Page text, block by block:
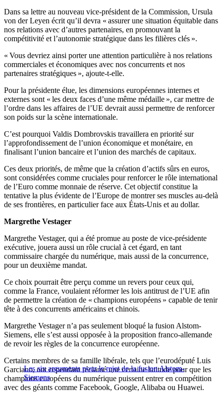
Dans sa lettre au nouveau vice-président de la Commission, Ursula
von der Leyen écrit qu’il devra « assurer une situation équitable dans
nos relations avec d’autres partenaires, en promouvant la
compétitivité et l’autonomie stratégique dans les filières clés ».
« Vous devriez ainsi porter une attention particulière à nos relations
commerciales et économiques avec nos concurrents et nos
partenaires stratégiques », ajoute-t-elle.
Pour la présidente élue, les dimensions européennes internes et
externes sont « les deux faces d’une même médaille », car mettre de
l’ordre dans les affaires de l’UE devrait aussi permettre de renforcer
son poids sur la scène internationale.
C’est pourquoi Valdis Dombrovskis travaillera en priorité sur
l’approfondissement de l’union économique et monétaire, en
finalisant l’union bancaire et l’union des marchés de capitaux.
Ces deux priorités, de même que la création d’actifs sûrs en euros,
sont considérées comme cruciales pour renforcer le rôle international
de l’Euro comme monnaie de réserve. Cet objectif constitue la
tentative la plus évidente de l’Europe de montrer ses muscles au-delà
de ses frontières, en particulier face aux États-Unis et au dollar.
Margrethe Vestager
Margrethe Vestager, qui a été promue au poste de vice-présidente
exécutive, jouera aussi un rôle crucial à cet égard, en tant
commissaire chargée du numérique, mais aussi de la concurrence,
pour un deuxième mandat.
Ce choix pourrait être perçu comme un revers pour ceux qui,
comme la France, voulaient réformer les lois antitrust de l’UE afin
de permettre la création de « champions européens » capable de tenir
tête à des concurrents américains et chinois.
Margrethe Vestager n’a pas seulement bloqué la fusion Alstom-
Siemens, elle s’est aussi opposée à la proposition franco-allemande
de revoir les règles de la concurrence européenne.
Les six arguments pour le rejet de la fusion Alstom-
Siemens
Certains membres de sa famille libérale, tels que l’eurodéputé Luis
Garciano, ont cependant réclamé une certaine latitude pour que les
champions européens du numérique puissent entrer en compétition
avec des géants comme Facebook, Google, Alibaba ou Huawei.